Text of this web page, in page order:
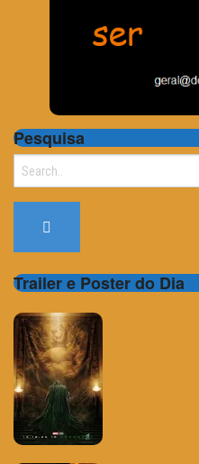
Pesquisa
Search
Trailer e Poster do Dia